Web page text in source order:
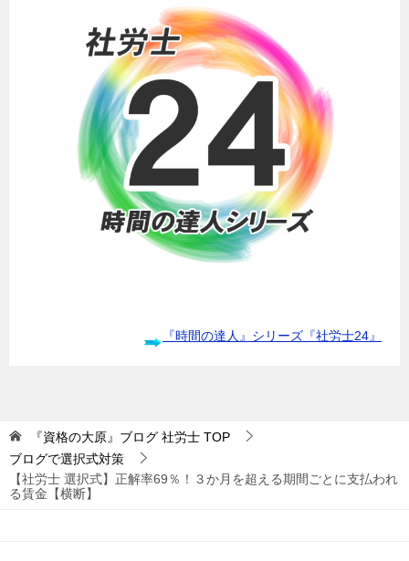
『時間の達人』シリーズ『社労士24』
『資格の大原』ブログ 社労士 TOP
ブログで選択式対策
【社労士 選択式】正解率69％！３か月を超える期間ごとに支払われ
る賃金【横断】